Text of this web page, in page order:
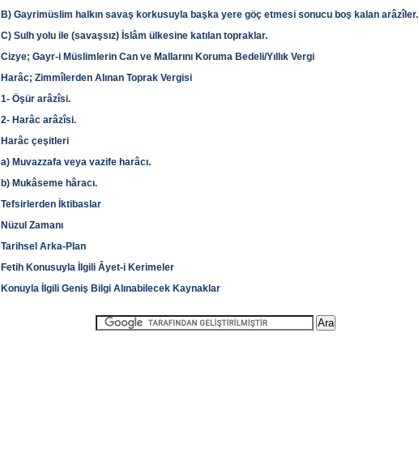
B) Gayrimüslim halkın savaş korkusuyla başka yere göç etmesi sonucu boş kalan arâzîler.
C) Sulh yolu ile (savaşsız) İslâm ülkesine katılan topraklar.
Cizye; Gayr-i Müslimlerin Can ve Mallarını Koruma Bedeli/Yıllık Vergi
Harâc; Zimmîlerden Alınan Toprak Vergisi
1- Öşür arâzîsi.
2- Harâc arâzîsi.
Harâc çeşitleri
a) Muvazzafa veya vazife harâcı.
b) Mukâseme hâracı.
Tefsirlerden İktibaslar
Nüzul Zamanı
Tarihsel Arka-Plan
Fetih Konusuyla İlgili Âyet-i Kerimeler
Konuyla İlgili Geniş Bilgi Alınabilecek Kaynaklar